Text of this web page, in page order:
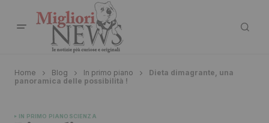
Home Blog In primo piano
Dieta dimagrante, una
panoramica delle possibilità !
IN PRIMO PIANO SCIENZA